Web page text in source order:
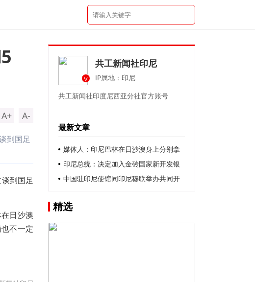
A+ A-
到国足
到国足
日沙澳
不一定
V
共工新闻社印尼
IP属地：印尼
共工新闻社印度尼西亚分社官方账号
最新文章
媒体人：印尼巴林在日沙澳身上分别拿
了4和5分，后两场全赢怕不够
印尼总统：决定加入金砖国家新开发银
行中国驻印尼使馆同印尼穆联举办共同开
精选